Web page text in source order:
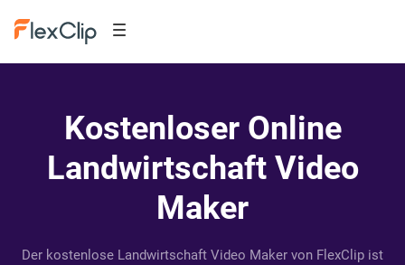
Kostenloser Online
Landwirtschaft Video
Maker
Der kostenlose Landwirtschaft Video Maker von FlexClip ist